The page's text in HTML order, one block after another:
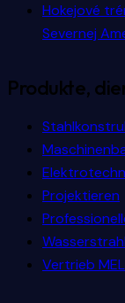
Hokejové
Severnej
Produkte,
Projektieren
Vertrieb